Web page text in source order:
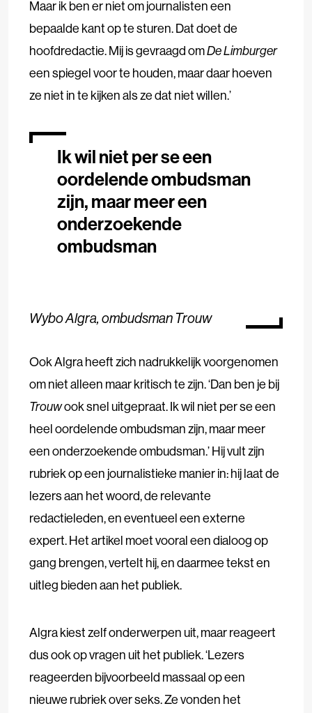
Maar ik ben er niet om journalisten een
bepaalde kant op te sturen. Dat doet de
hoofdredactie. Mij is gevraagd omDe Limburger
een spiegel voor te houden, maar daar hoeven
ze niet in te kijken als ze dat niet willen.’
Ik wil niet per se een
oordelende ombudsman
zijn, maar meer een
onderzoekende
ombudsman
Wybo Algra, ombudsman Trouw
Ook Algra heeft zich nadrukkelijk voorgenomen
om niet alleen maar kritisch te zijn. ‘Dan ben je bij
Trouwook snel uitgepraat. Ik wil niet per se een
heel oordelende ombudsman zijn, maar meer
een onderzoekende ombudsman.’ Hij vult zijn
rubriek op een journalistieke manier in: hij laat de
lezers aan het woord, de relevante
redactieleden, en eventueel een externe
expert. Het artikel moet vooral een dialoog op
gang brengen, vertelt hij, en daarmee tekst en
uitleg bieden aan het publiek.
Algra kiest zelf onderwerpen uit, maar reageert
dus ook op vragen uit het publiek. ‘Lezers
reageerden bijvoorbeeld massaal op een
nieuwe rubriek over seks. Ze vonden het